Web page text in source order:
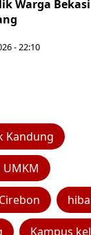
Warga Bekasi
- 22:10
Kandung
Kampus